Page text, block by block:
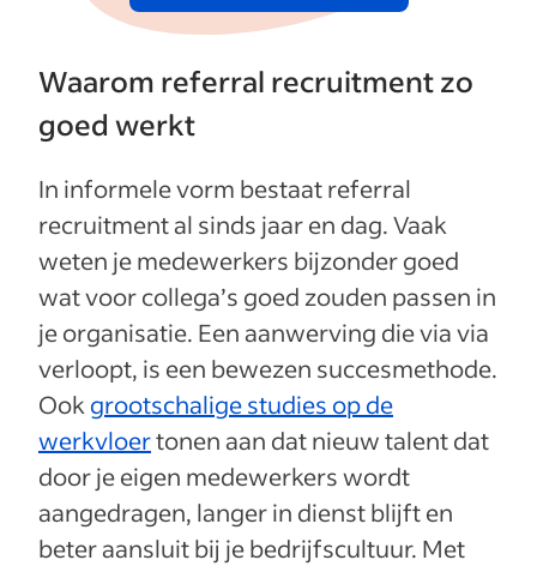
Waarom referral recruitment zo
goed werkt
In informele vorm bestaat referral
recruitment al sinds jaar en dag. Vaak
weten je medewerkers bijzonder goed
wat voor collega’s goed zouden passen in
je organisatie. Een aanwerving die via via
verloopt, is een bewezen succesmethode.
Ook grootschalige studies op de
werkvloertonen aan dat nieuw talent dat
door je eigen medewerkers wordt
aangedragen, langer in dienst blijft en
beter aansluit bij je bedrijfscultuur. Met